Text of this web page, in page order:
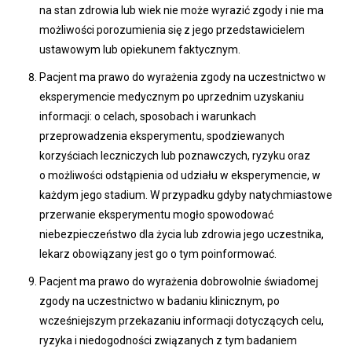
na stan zdrowia lub wiek nie może wyrazić zgody i nie ma
możliwości porozumienia się z jego przedstawicielem
ustawowym lub opiekunem faktycznym.
Pacjent ma prawo do wyrażenia zgody na uczestnictwo w
eksperymencie medycznym po uprzednim uzyskaniu
informacji: o celach, sposobach i warunkach
przeprowadzenia eksperymentu, spodziewanych
korzyściach leczniczych lub poznawczych, ryzyku oraz
o możliwości odstąpienia od udziału w eksperymencie, w
każdym jego stadium. W przypadku gdyby natychmiastowe
przerwanie eksperymentu mogło spowodować
niebezpieczeństwo dla życia lub zdrowia jego uczestnika,
lekarz obowiązany jest go o tym poinformować.
Pacjent ma prawo do wyrażenia dobrowolnie świadomej
zgody na uczestnictwo w badaniu klinicznym, po
wcześniejszym przekazaniu informacji dotyczących celu,
ryzyka i niedogodności związanych z tym badaniem